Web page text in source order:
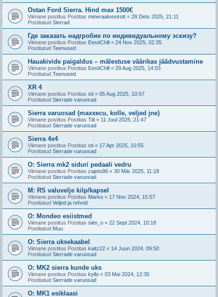
Ostan Ford Sierra. Hind max 1500€
Viimane postitus Postitas mineraalvesirott « 28 Dets 2025, 21:11
Postitatud Sierrad
Где заказать надгробие по индивидуальному эскизу?
Viimane postitus Postitas EestiChill « 24 Nov 2025, 02:35
Postitatud Teenused
Hauakivide paigaldus – mälestuse väärikas jäädvustamine
Viimane postitus Postitas EestiChill « 29 Aug 2025, 14:03
Postitatud Teenused
XR 4
Viimane postitus Postitas sti « 05 Aug 2025, 10:57
Postitatud Sierrade varuosad
Sierra varuosad (maxxecu, kolle, veljed jne)
Viimane postitus Postitas Tiit « 11 Juul 2025, 21:47
Postitatud Sierrade varuosad
Sierra 4x4
Viimane postitus Postitas sti « 17 Apr 2025, 10:55
Postitatud Sierrade varuosad
O: Sierra mk2 siduri pedaali vedru
Viimane postitus Postitas zajets86 « 30 Mär 2025, 11:18
Postitatud Sierrade varuosad
M: RS valuvelje kilp/kapsel
Viimane postitus Postitas Marko « 17 Nov 2024, 15:57
Postitatud Veljed ja rehvid
O: Mondeo esiistmed
Viimane postitus Postitas siim_o « 22 Sept 2024, 10:18
Postitatud Muu
O: Sierra uksekaabel
Viimane postitus Postitas kaitz22 « 14 Juun 2024, 09:50
Postitatud Sierrade varuosad
O: MK2 sierra kunde uks
Viimane postitus Postitas kyllo « 03 Mai 2024, 12:35
Postitatud Sierrade varuosad
O: MK1 esiklaasi